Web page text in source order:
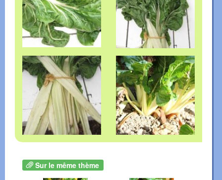
Sur le même thème